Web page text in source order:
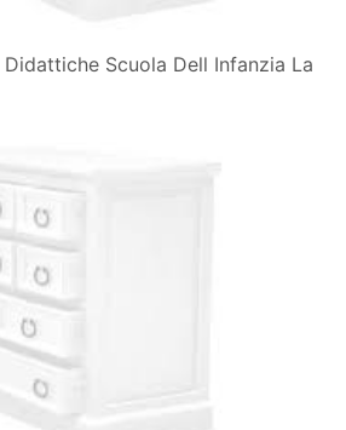
Scuola Dell Infanzia La